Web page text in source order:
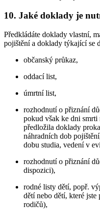
10. Jaké doklady je
Předkládáte doklady vlastní,
pojištění a doklady týkající se
občanský průkaz,
oddací list,
úmrtní list,
rozhodnutí o přiznání
pokud však ke dni smrti
předložila doklady
náhradních dob
dobu studia, vedení v
rozhodnutí o přiznání
dispozici),
rodné listy dětí, popř.
dětí nebo dětí, které jste
rodičů),